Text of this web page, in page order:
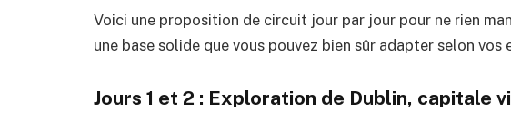
Voici une proposition de circuit jour par jour pour ne rien
une base solide que vous pouvez bien sûr adapter selon vos
Jours 1 et 2 : Exploration de Dublin, capitale